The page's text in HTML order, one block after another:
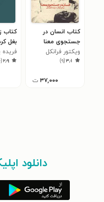
کتاب انسان در
جستجوی معنا
ویکتور فرانکل
۳٫۱(۹)
۳۷,۰۰۰ ت
کتاب
بغل
فریده
۲٫۹(
دانلود